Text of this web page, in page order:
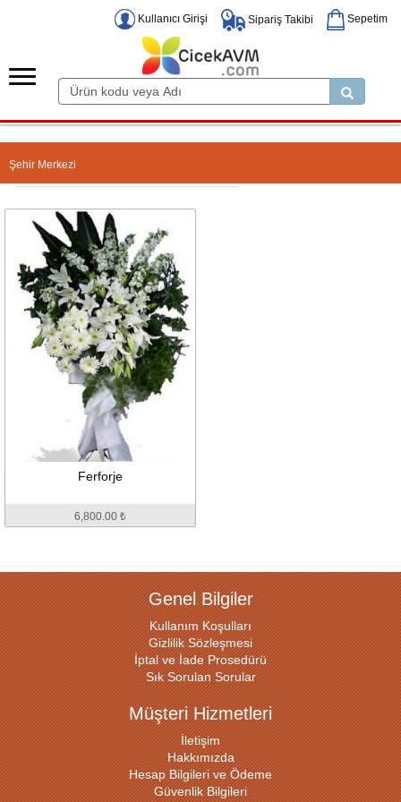
Kullanıcı Girişi Sipariş Takibi Sepetim
Şehir Merkezi
Ferforje
6,800.00 ₺
Genel Bilgiler
Kullanım Koşulları
Gizlilik Sözleşmesi
İptal ve İade Prosedürü
Sık Sorulan Sorular
Müşteri Hizmetleri
İletişim
Hakkımızda
Hesap Bilgileri ve Ödeme
Güvenlik Bilgileri